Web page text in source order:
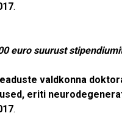
.
euro suurust
valdkonna
eriti
.